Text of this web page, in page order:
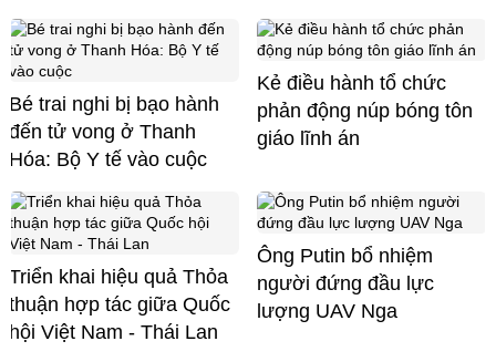
Bé trai nghi bị bạo hành
đến tử vong ở Thanh
Hóa: Bộ Y tế vào cuộc
Kẻ điều hành tổ chức
phản động núp bóng tôn
giáo lĩnh án
Triển khai hiệu quả Thỏa
thuận hợp tác giữa Quốc
hội Việt Nam - Thái Lan
Ông Putin bổ nhiệm
người đứng đầu lực
lượng UAV Nga